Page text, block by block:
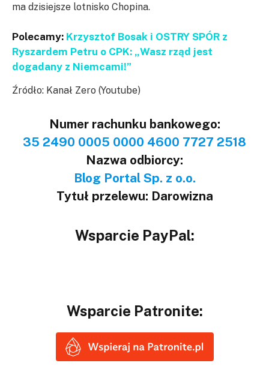
ma dzisiejsze lotnisko Chopina.
Polecamy: Krzysztof Bosak i OSTRY SPÓR z
Ryszardem Petru o CPK: „Wasz rząd jest
dogadany z Niemcami!”
Źródło: Kanał Zero (Youtube)
Numer rachunku bankowego:
35 2490 0005 0000 4600 7727 2518
Nazwa odbiorcy:
Blog Portal Sp. z o.o.
Tytuł przelewu: Darowizna
Wsparcie PayPal:
Wsparcie Patronite: